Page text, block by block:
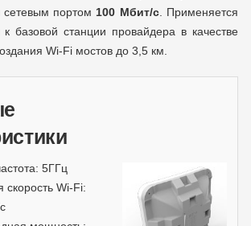
сетевым портом 100 Мбит/с. Применяется
базовой станции провайдера в качестве
Wi-Fi мостов до 3,5 км.
5ГГц
скорость Wi-Fi: